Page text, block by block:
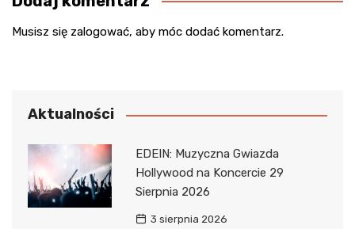
Musisz się zalogować, aby móc dodać komentarz.
Aktualności
EDEIN: Muzyczna Gwiazda
Hollywood na Koncercie 29
Sierpnia 2026
3 sierpnia 2026